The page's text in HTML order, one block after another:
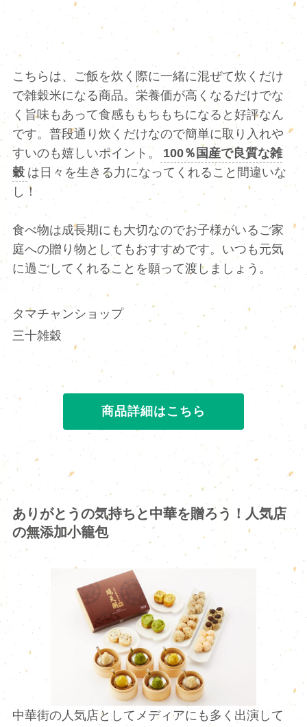
こちらは、ご飯を炊く際に一緒に混ぜて炊くだけ
で雑穀米になる商品。栄養価が高くなるだけでな
く旨味もあって食感ももちもちになると好評なん
です。普段通り炊くだけなので簡単に取り入れや
すいのも嬉しいポイント。
100％国産で良質な雑
穀 は日々を生きる力になってくれること間違いな
し！
食べ物は成長期にも大切なのでお子様がいるご家
庭への贈り物としてもおすすめです。いつも元気
に過ごしてくれることを願って渡しましょう。
タマチャンショップ
三十雑穀
商品詳細はこちら
ありがとうの気持ちと中華を贈ろう！人気店
の無添加小籠包
中華街の人気店としてメディアにも多く出演して